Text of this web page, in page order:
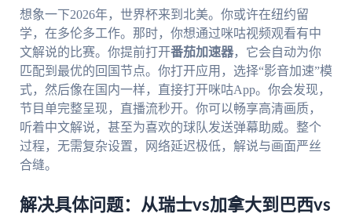
想象一下2026年，世界杯来到北美。你或许在纽约留
学，在多伦多工作。那时，你想通过咪咕视频观看有中
文解说的比赛。你提前打开番茄加速器，它会自动为你
匹配到最优的回国节点。你打开应用，选择“影音加速”模
式，然后像在国内一样，直接打开咪咕App。你会发现，
节目单完整呈现，直播流秒开。你可以畅享高清画质，
听着中文解说，甚至为喜欢的球队发送弹幕助威。整个
过程，无需复杂设置，网络延迟极低，解说与画面严丝
合缝。
解决具体问题：从瑞士vs加拿大到巴西vs